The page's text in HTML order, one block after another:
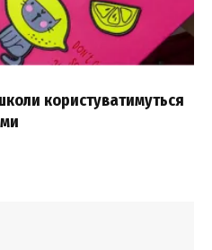
користуватимуться